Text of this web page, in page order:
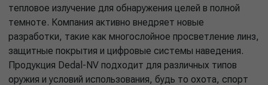
тепловое излучение для обнаружения целей в полной
темноте. Компания активно внедряет новые
разработки, такие как многослойное просветление линз,
защитные покрытия и цифровые системы наведения.
Продукция Dedal-NV подходит для различных типов
оружия и условий использования, будь то охота, спорт